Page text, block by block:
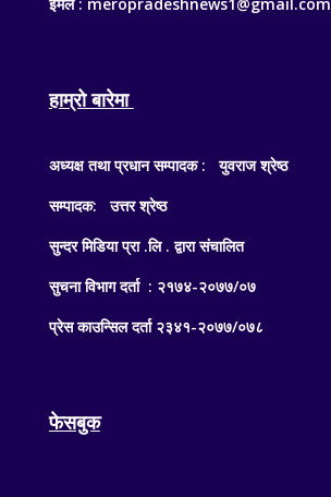
इमेल : meropradeshnews1@gmail.com
हाम्रो बारेमा
अध्यक्ष तथा प्रधान सम्पादक : युवराज श्रेष्ठ
सम्पादक: उत्तर श्रेष्ठ
सुन्दर मिडिया प्रा .लि . द्वारा संचालित
सुचना विभाग दर्ता : २१७४-२०७७/०७
प्रेस काउन्सिल दर्ता २३४१-२०७७/०७८
फेसबुक